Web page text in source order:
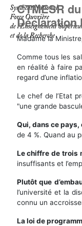
CTMESR
Déclaration
Madame la
Comme tous les
en réalité à faire
regard d’une
Le chef de l’Etat
"une grande
Qui, dans ce pays,
de 4 %. Quand au
Le chiffre de trois
insuffisants et
Plutôt que
l’université et la
connu un
La loi de